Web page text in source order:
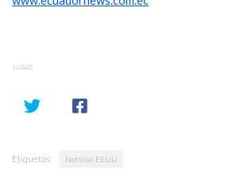
SHARE
Etiquetas: Noticias EEUU